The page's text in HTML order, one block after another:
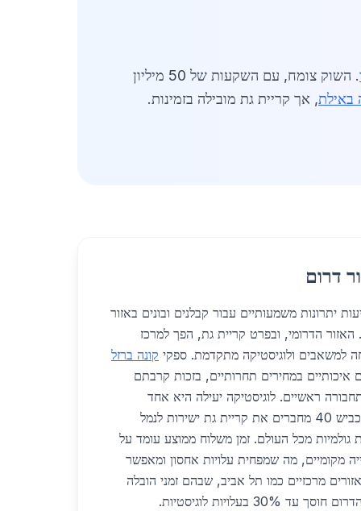
. השוק צומח, עם השקעות של 50 מיליון
באילת, אך קריית גת מובילה בזמינות.
דרום
יתרונות משמעותיים עבור קבלנים ובונים באזור
הדרום בישראל בשנת 2026. האזור הדרומי, ובפרט קריית גת, הפך למרכז
למשאבים ולוגיסטיקה מתקדמת. ספקי קונה ברזל
איכותיים במחירים תחרותיים, בזכות קרבתם
תחבורה ראשיים. לוגיסטיקה יעילה היא אחד
היתרונות הבולטים: כביש 6 וכביש 40 מחברים את קריית גת ישירות לנמל
מכל העולם. זמן משלוח ממוצע עומד על
בנייה מקומיים, מה שמפחית עלויות אחסון ומאפשר
מרכזיים כמו תל אביב, שבהם זמני הובלה